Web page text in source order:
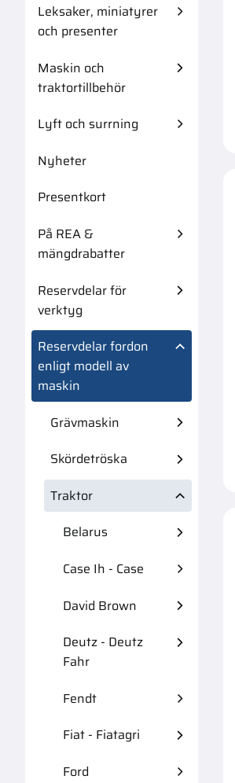
Leksaker, miniatyrer
och presenter
Maskin och
traktortillbehör
Lyft och surrning
Nyheter
Presentkort
På REA &
mängdrabatter
Reservdelar för
verktyg
Reservdelar fordon
enligt modell av
maskin
Grävmaskin
Skördetröska
Traktor
Belarus
Case Ih - Case
David Brown
Deutz - Deutz
Fahr
Fendt
Fiat - Fiatagri
Ford